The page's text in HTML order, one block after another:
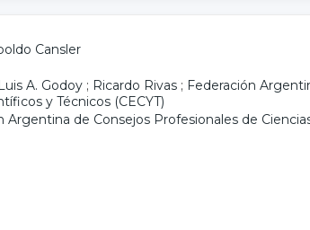
Cansler
Luis A. Godoy ; Ricardo Rivas ; Federación
y Técnicos (CECYT)
Argentina de Consejos Profesionales de